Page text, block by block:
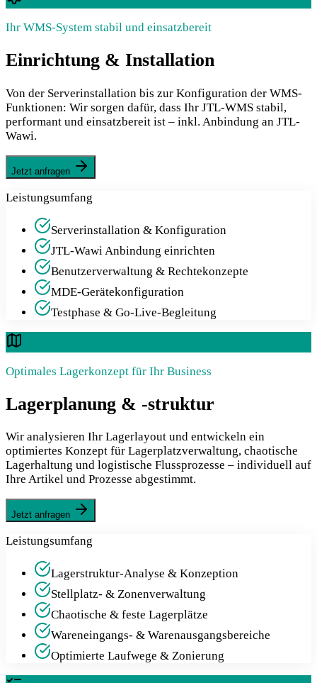
Ihr WMS-System stabil und einsatzbereit
Einrichtung & Installation
Von der Serverinstallation bis zur Konfiguration der WMS-
Funktionen: Wir sorgen dafür, dass Ihr JTL-WMS stabil,
performant und einsatzbereit ist – inkl. Anbindung an JTL-
Wawi.
Jetzt anfragen
Leistungsumfang
Serverinstallation & Konfiguration
JTL-Wawi Anbindung einrichten
Benutzerverwaltung & Rechtekonzepte
MDE-Gerätekonfiguration
Testphase & Go-Live-Begleitung
Optimales Lagerkonzept für Ihr Business
Lagerplanung & -struktur
Wir analysieren Ihr Lagerlayout und entwickeln ein
optimiertes Konzept für Lagerplatzverwaltung, chaotische
Lagerhaltung und logistische Flussprozesse – individuell auf
Ihre Artikel und Prozesse abgestimmt.
Jetzt anfragen
Leistungsumfang
Lagerstruktur-Analyse & Konzeption
Stellplatz- & Zonenverwaltung
Chaotische & feste Lagerplätze
Wareneingangs- & Warenausgangsbereiche
Optimierte Laufwege & Zonierung